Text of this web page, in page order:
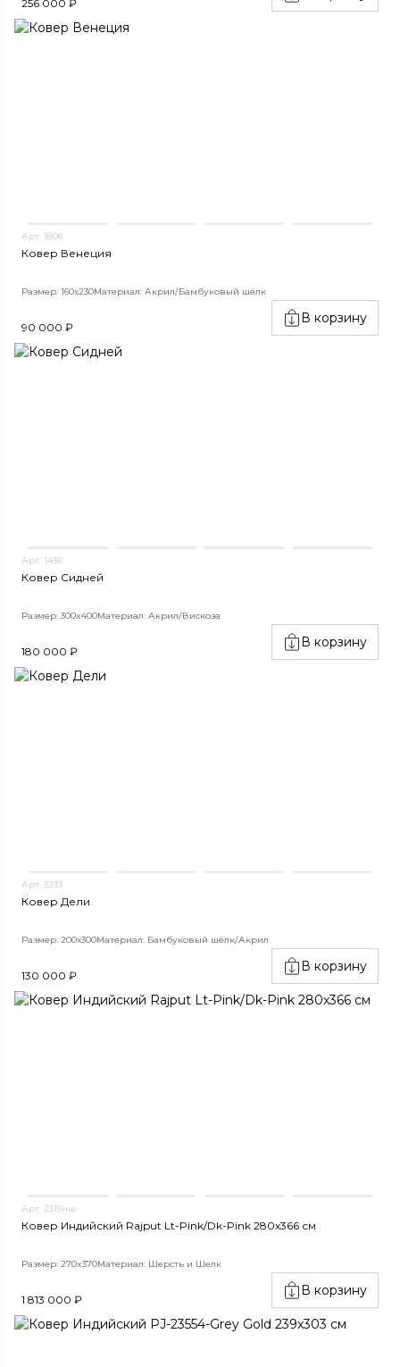
256 000 ₽
Арт. 1806
Ковер Венеция
Размер: 160х230Материал: Акрил/Бамбуковый шёлк
90 000 ₽
В корзину
Арт. 1436
Ковер Сидней
Размер: 300x400Материал: Акрил/Вискоза
180 000 ₽
В корзину
Арт. 3233
Ковер Дели
Размер: 200х300Материал: Бамбуковый шёлк/Акрил
130 000 ₽
В корзину
Арт. 2315нш
Ковер Индийский Rajput Lt-Pink/Dk-Pink 280x366 см
Размер: 270x370Материал: Шерсть и Шелк
1 813 000 ₽
В корзину